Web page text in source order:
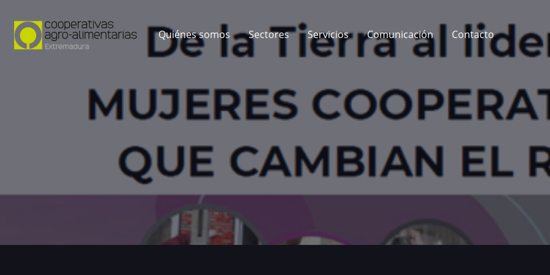
Quiénes somos Sectores Servicios Comunicación Contacto